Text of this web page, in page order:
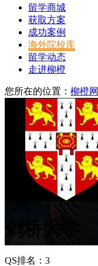
留学商城
获取方案
成功案例
海外院校库
留学动态
走进柳橙
您所在的位置： 柳橙网
剑桥大学
QS排名：3